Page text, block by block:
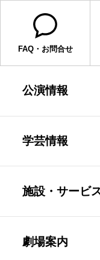
FAQ・お問合せ
公演情報
学芸情報
施設・サービ
劇場案内